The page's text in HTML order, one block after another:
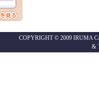
COPYRIGHT © 2009 IRUMA
&